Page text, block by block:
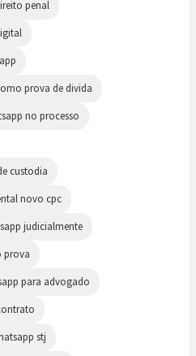
penal
prova de divida
no processo
custodia
novo cpc
judicialmente
prova
para advogado
stj